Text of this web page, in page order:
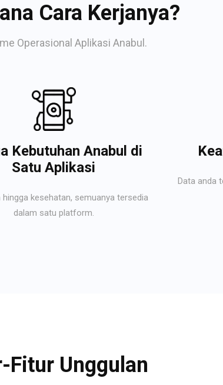
Cara Kerjanya?
Operasional Aplikasi Anabul.
Kebutuhan Anabul di
Satu Aplikasi
hingga kesehatan, semuanya tersedia
dalam satu platform.
Data anda
Fitur Unggulan